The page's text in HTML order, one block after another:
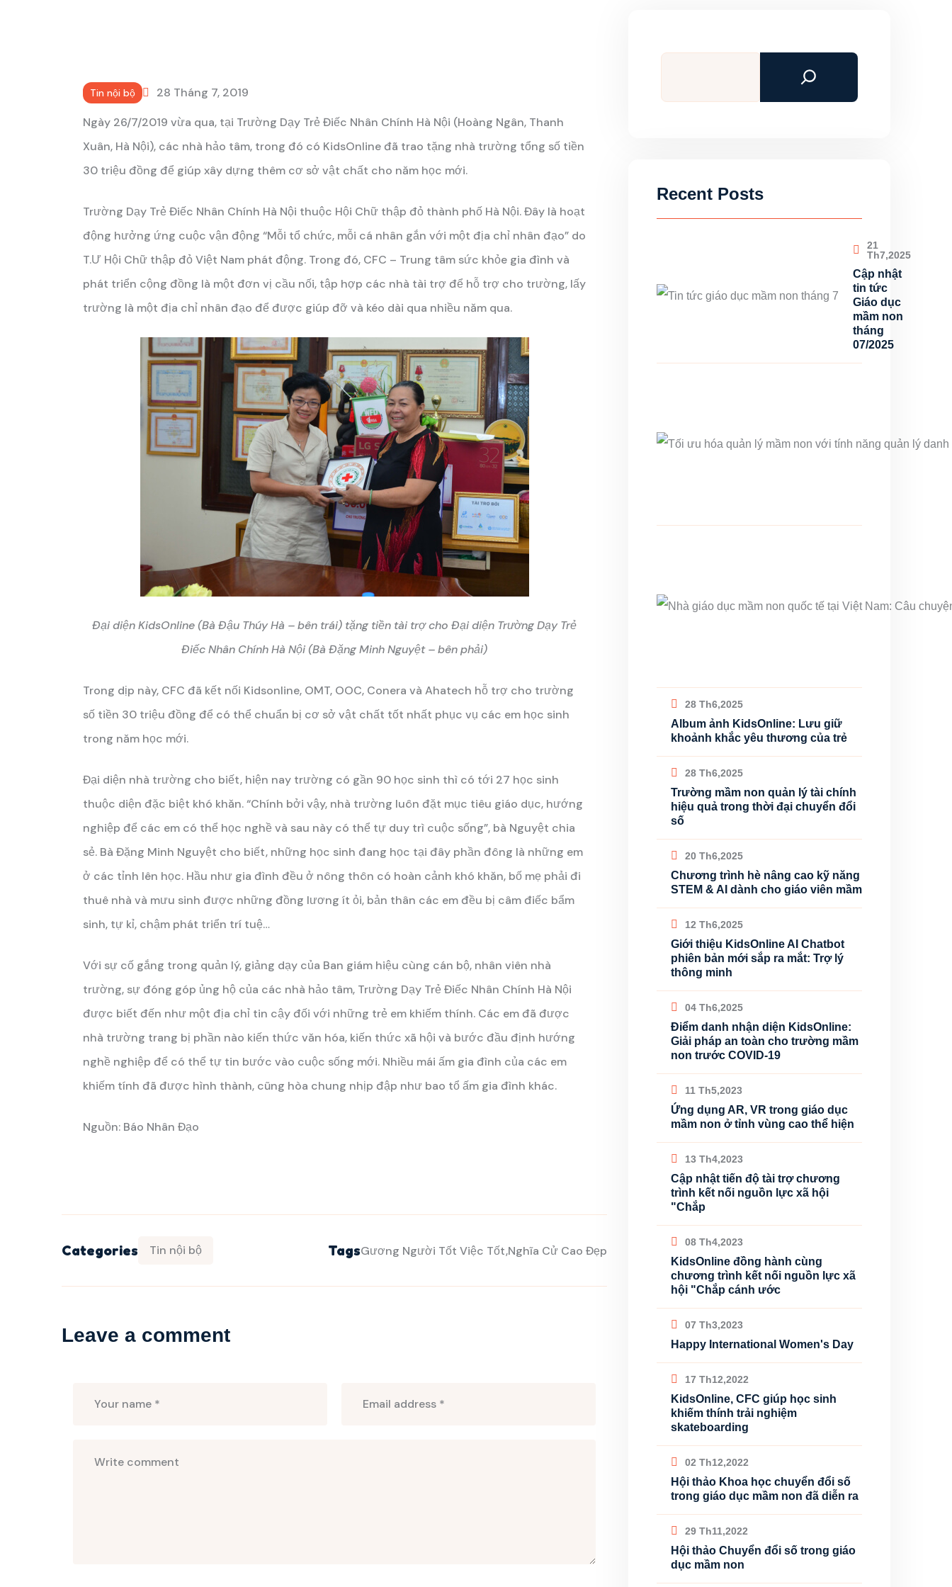
Tin nội bộ
28 Tháng 7, 2019
Ngày 26/7/2019 vừa qua, tại Trường Dạy Trẻ Điếc Nhân Chính Hà Nội (Hoàng Ngân, Thanh
Xuân, Hà Nội), các nhà hảo tâm, trong đó có KidsOnline đã trao tặng nhà trường tổng số tiền
30 triệu đồng để giúp xây dựng thêm cơ sở vật chất cho năm học mới.
Trường Dạy Trẻ Điếc Nhân Chính Hà Nội thuộc Hội Chữ thập đỏ thành phố Hà Nội. Đây là hoạt
động hưởng ứng cuộc vận động “Mỗi tổ chức, mỗi cá nhân gắn với một địa chỉ nhân đạo” do
T.Ư Hội Chữ thập đỏ Việt Nam phát động. Trong đó, CFC – Trung tâm sức khỏe gia đình và
phát triển cộng đồng là một đơn vị cầu nối, tập hợp các nhà tài trợ để hỗ trợ cho trường, lấy
trường là một địa chỉ nhân đạo để được giúp đỡ và kéo dài qua nhiều năm qua.
Đại diện KidsOnline (Bà Đậu Thúy Hà – bên trái) tặng tiền tài trợ cho Đại diện Trường Dạy Trẻ
Điếc Nhân Chính Hà Nội (Bà Đặng Minh Nguyệt – bên phải)
Trong dịp này, CFC đã kết nối Kidsonline, OMT, OOC, Conera và Ahatech hỗ trợ cho trường
số tiền 30 triệu đồng để có thể chuẩn bị cơ sở vật chất tốt nhất phục vụ các em học sinh
trong năm học mới.
Đại diện nhà trường cho biết, hiện nay trường có gần 90 học sinh thì có tới 27 học sinh
thuộc diện đặc biệt khó khăn. “Chính bởi vậy, nhà trường luôn đặt mục tiêu giáo dục, hướng
nghiệp để các em có thể học nghề và sau này có thể tự duy trì cuộc sống”, bà Nguyệt chia
sẻ. Bà Đặng Minh Nguyệt cho biết, những học sinh đang học tại đây phần đông là những em
ở các tỉnh lên học. Hầu như gia đình đều ở nông thôn có hoàn cảnh khó khăn, bố mẹ phải đi
thuê nhà và mưu sinh được những đồng lương ít ỏi, bản thân các em đều bị câm điếc bẩm
sinh, tự kỉ, chậm phát triển trí tuệ…
Với sự cố gắng trong quản lý, giảng dạy của Ban giám hiệu cùng cán bộ, nhân viên nhà
trường, sự đóng góp ủng hộ của các nhà hảo tâm, Trường Dạy Trẻ Điếc Nhân Chính Hà Nội
được biết đến như một địa chỉ tin cậy đối với những trẻ em khiếm thính. Các em đã được
nhà trường trang bị phần nào kiến thức văn hóa, kiến thức xã hội và bước đầu định hướng
nghề nghiệp để có thể tự tin bước vào cuộc sống mới. Nhiều mái ấm gia đình của các em
khiếm tính đã được hình thành, cũng hòa chung nhịp đập như bao tổ ấm gia đình khác.
Nguồn: Báo Nhân Đạo
Categories Tin nội bộ TagsGương Người Tốt Việc Tốt Nghĩa Cử Cao Đẹp
Leave a comment
Tìm
Recent Posts
21
Th7,2025
Cập nhật
tin tức
Giáo dục
mầm non
tháng
07/2025
28 Th6,2025
Album ảnh KidsOnline: Lưu giữ
khoảnh khắc yêu thương của trẻ
28 Th6,2025
Trường mầm non quản lý tài chính
hiệu quả trong thời đại chuyển đổi
số
20 Th6,2025
Chương trình hè nâng cao kỹ năng
STEM & AI dành cho giáo viên mầm
12 Th6,2025
Giới thiệu KidsOnline AI Chatbot
phiên bản mới sắp ra mắt: Trợ lý
thông minh
04 Th6,2025
Điểm danh nhận diện KidsOnline:
Giải pháp an toàn cho trường mầm
non trước COVID-19
11 Th5,2023
Ứng dụng AR, VR trong giáo dục
mầm non ở tỉnh vùng cao thể hiện
13 Th4,2023
Cập nhật tiến độ tài trợ chương
trình kết nối nguồn lực xã hội
"Chắp
08 Th4,2023
KidsOnline đồng hành cùng
chương trình kết nối nguồn lực xã
hội "Chắp cánh ước
07 Th3,2023
Happy International Women's Day
17 Th12,2022
KidsOnline, CFC giúp học sinh
khiếm thính trải nghiệm
skateboarding
02 Th12,2022
Hội thảo Khoa học chuyển đổi số
trong giáo dục mầm non đã diễn ra
29 Th11,2022
Hội thảo Chuyển đổi số trong giáo
dục mầm non